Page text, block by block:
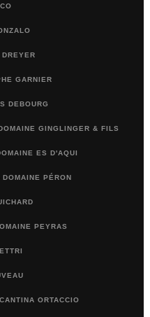
GARNIER
DEBOURG
GINGLINGER & FILS
ES D'AQUI
PÉRON
PEYRAS
ORTACCIO